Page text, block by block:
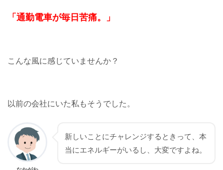
「通勤電車が毎日苦痛。」
こんな風に感じていませんか？
以前の会社にいた私もそうでした。
新しいことにチャレンジするときって、本
当にエネルギーがいるし、大変ですよね。